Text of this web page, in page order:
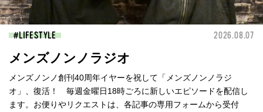
LIFESTYLE 2026.08.07
メンズノンノラジオ
メンズノンノ創刊40周年イヤーを祝して「メンズノンノラジ
オ」、復活！ 毎週金曜日18時ごろに新しいエピソードを配信し
ます。お便りやリクエストは、各記事の専用フォームから受付